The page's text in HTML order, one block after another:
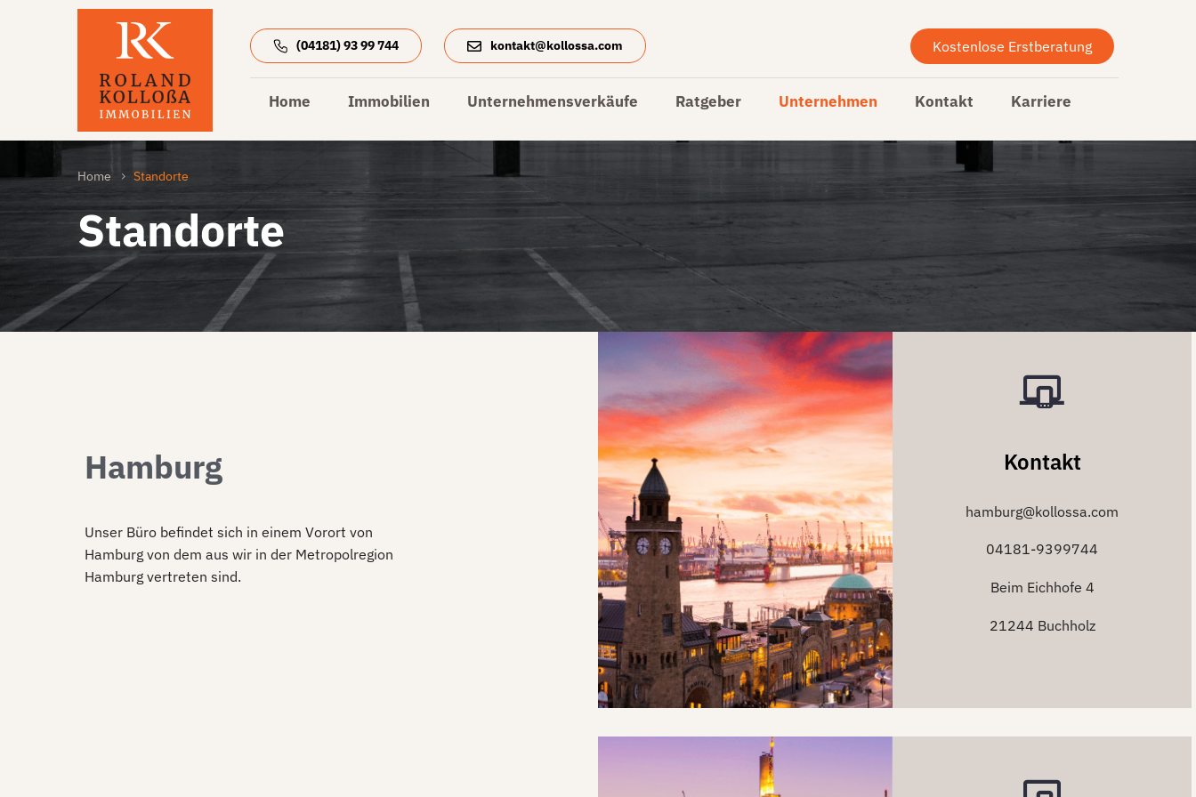
(04181) 93 99 744 kontakt@kollossa.com Kostenlose Erstberatung
Home Immobilien Unternehmensverkäufe Ratgeber Unternehmen Kontakt Karriere
Home Standorte
Standorte
Hamburg
Unser Büro befindet sich in einem Vorort von
Hamburg von dem aus wir in der Metropolregion
Hamburg vertreten sind.
Kontakt
hamburg@kollossa.com
04181-9399744
Beim Eichhofe 4
21244 Buchholz